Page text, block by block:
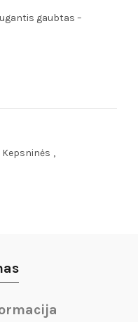
gaubtas –
Kepsninės ,